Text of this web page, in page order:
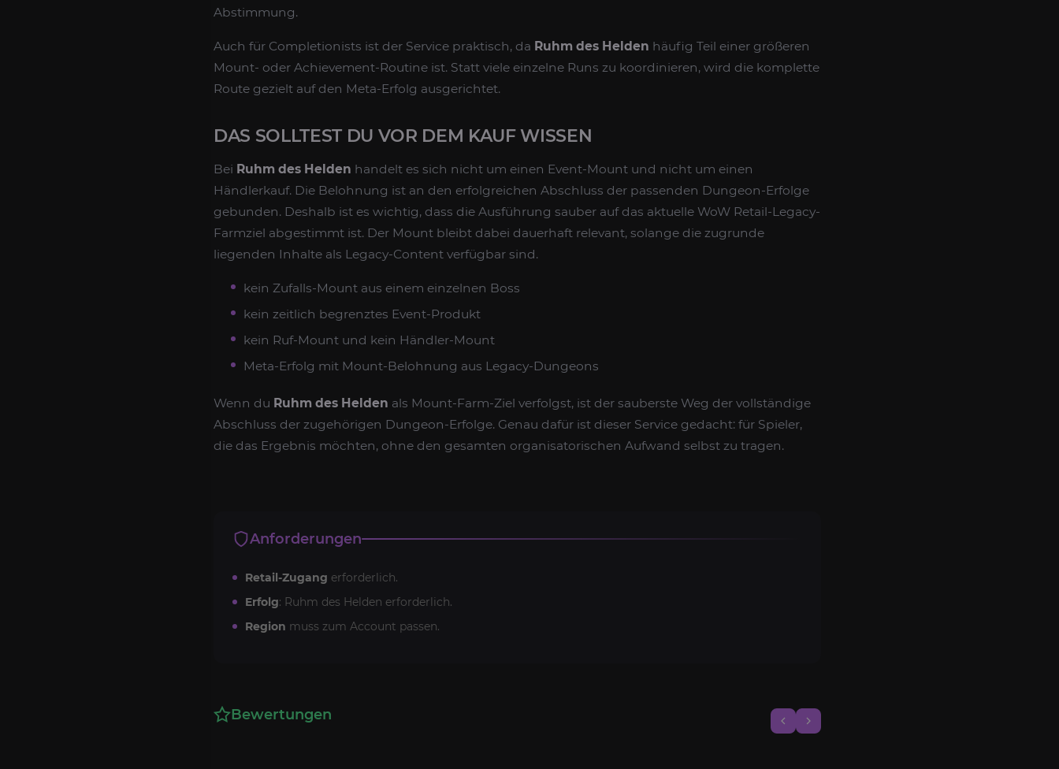
Abstimmung.
Auch für Completionists ist der Service praktisch, da Ruhm des Helden häufig Teil einer größeren
Mount- oder Achievement-Routine ist. Statt viele einzelne Runs zu koordinieren, wird die komplette
Route gezielt auf den Meta-Erfolg ausgerichtet.
DAS SOLLTEST DU VOR DEM KAUF WISSEN
Bei Ruhm des Helden handelt es sich nicht um einen Event-Mount und nicht um einen
Händlerkauf. Die Belohnung ist an den erfolgreichen Abschluss der passenden Dungeon-Erfolge
gebunden. Deshalb ist es wichtig, dass die Ausführung sauber auf das aktuelle WoW Retail-Legacy-
Farmziel abgestimmt ist. Der Mount bleibt dabei dauerhaft relevant, solange die zugrunde
liegenden Inhalte als Legacy-Content verfügbar sind.
kein Zufalls-Mount aus einem einzelnen Boss
kein zeitlich begrenztes Event-Produkt
kein Ruf-Mount und kein Händler-Mount
Meta-Erfolg mit Mount-Belohnung aus Legacy-Dungeons
Wenn du Ruhm des Helden als Mount-Farm-Ziel verfolgst, ist der sauberste Weg der vollständige
Abschluss der zugehörigen Dungeon-Erfolge. Genau dafür ist dieser Service gedacht: für Spieler,
die das Ergebnis möchten, ohne den gesamten organisatorischen Aufwand selbst zu tragen.
Anforderungen
Retail-Zugang erforderlich.
Erfolg: Ruhm des Helden erforderlich.
Region muss zum Account passen.
Bewertungen